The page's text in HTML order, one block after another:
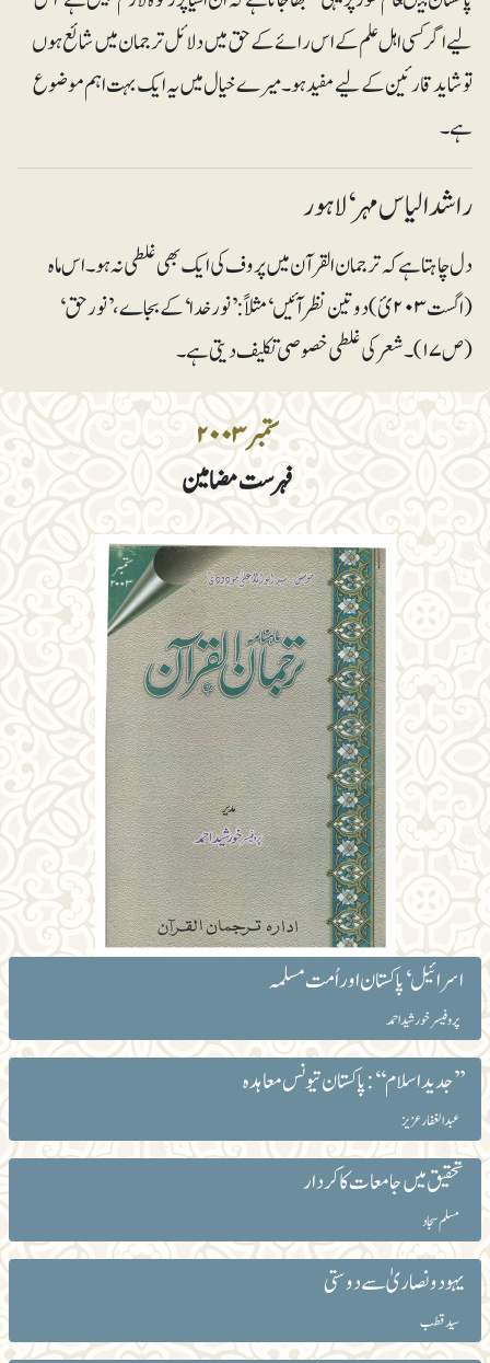
ستمبر ۲۰۰۳
فہرست مضامین
اسرائیل‘ پاکستان اور اُمت مسلمہ
پروفیسر خورشید احمد
’’جدید اسلام‘‘: پاکستان تیونس معاہدہ
عبد الغفار عزیز
تحقیق میں جامعات کا کردار
مسلم سجاد
یہود و نصاریٰ سے دوستی
سید قطب
لیے اگر کسی اہل علم کے اس رائے کے حق میں دلائل ترجمان میں شائع ہوں
توشاید قارئین کے لیے مفید ہو۔ میرے خیال میں یہ ایک بہت اہم موضوع
ہے۔
راشد الیاس مہر ‘ لاہور
دل چاہتا ہے کہ ترجمان القرآن میں پروف کی ایک بھی غلطی نہ ہو۔ اس ماہ
(اگست ۲۰۳ئ) دو تین نظر آئیں‘ مثلاً: ’نورخدا ‘کے بجاے، ’نورحق‘
(ص ۱۷)۔ شعر کی غلطی خصوصی تکلیف دیتی ہے۔